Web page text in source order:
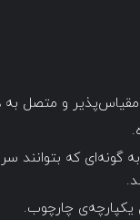
مقیاس‌پذیر و متصل
یکپارچه‌ی چارچوب.